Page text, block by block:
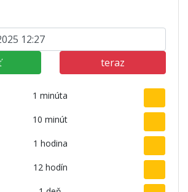
teraz
1 minúta
10 minút
1 hodina
12 hodín